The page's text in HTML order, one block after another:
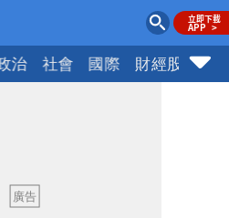
治 社會 國際 財經股市
立院345天還在審
逛街「整件掉出裙底」